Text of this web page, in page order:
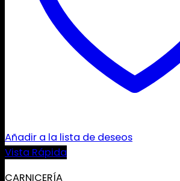
Añadir a la lista de deseos
Vista Rápida
CARNICERÍA